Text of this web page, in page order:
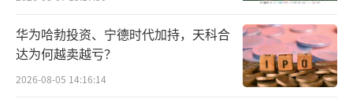
子生物一度跌超9%，收跌2.1%，报72.1港元/
股，最新市值747亿港元。
事实上，这并不是巨子生物第一次通过H股
华为哈勃投资、宁德时代加持，天科合
达为何越卖越亏？
2026-08-05 14:16:14